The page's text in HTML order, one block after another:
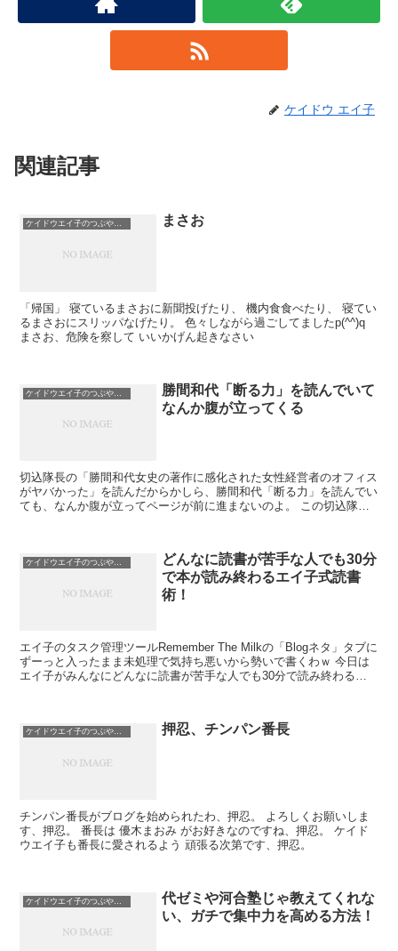
ケイドウ エイ子
関連記事
ケイドウエイ子のつぶやき日記 まさお
「帰国」 寝ているまさおに新聞投げたり、 機内食食べたり、 寝てい
るまさおにスリッパなげたり。 色々しながら過ごしてましたp(^^)q
まさお、危険を察して いいかげん起きなさい
ケイドウエイ子のつぶやき日記
勝間和代「断る力」を読んでいて
なんか腹が立ってくる
切込隊長の「勝間和代女史の著作に感化された女性経営者のオフィス
がヤバかった」を読んだからかしら、勝間和代「断る力」を読んでい
ても、なんか腹が立ってページが前に進まないのよ。 この切込隊長
ケイドウエイ子のつぶやき日記
どんなに読書が苦手な人でも30分
で本が読み終わるエイ子式読書
術！
エイ子のタスク管理ツールRemember The Milkの「Blogネタ」タブに
ずーっと入ったまま未処理で気持ち悪いから勢いで書くわｗ 今日は
エイ子がみんなにどんなに読書が苦手な人でも30分で読み終わるエ
ケイドウエイ子のつぶやき日記 押忍、チンパン番長
チンパン番長がブログを始められたわ、押忍。 よろしくお願いしま
す、押忍。 番長は 優木まおみ がお好きなのですね、押忍。 ケイド
ウエイ子も番長に愛されるよう 頑張る次第です、押忍。
ケイドウエイ子のつぶやき日記
代ゼミや河合塾じゃ教えてくれな
い、ガチで集中力を高める方法！